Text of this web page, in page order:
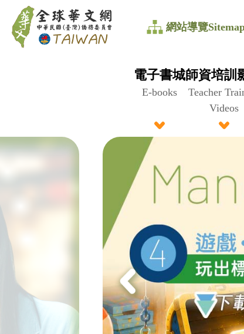
全
球
中
華
民
國
(臺
灣)
網站導覽
電子書城
E-books
師資培訓
Teacher
Videos